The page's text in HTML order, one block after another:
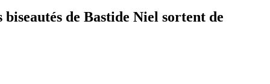
de Bastide Niel sortent de